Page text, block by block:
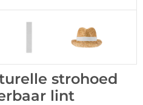
strohoed
lint